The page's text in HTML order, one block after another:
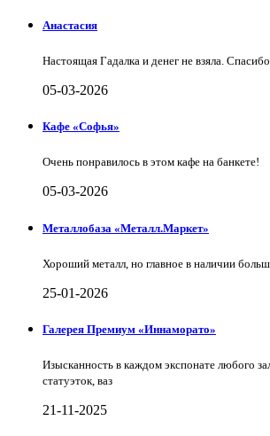
Анастасия
Настоящая Гадалка и денег не взяла.
05-03-2026
Кафе «Софья»
Очень понравилось в этом кафе на банкете!
05-03-2026
Металлобаза «Металл.Маркет»
Хороший металл, но главное в наличии
25-01-2026
Галерея Премиум «Иннаморато»
Изысканность в каждом экспонате любого
статуэток, ваз
21-11-2025